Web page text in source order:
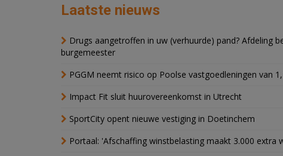
Laatste nieuws
Drugs aangetroffen in uw (verhuurde) pand? Afdeling
burgemeester
PGGM neemt risico op Poolse vastgoedleningen van
Impact Fit sluit huurovereenkomst in Utrecht
SportCity opent nieuwe vestiging in Doetinchem
Portaal: 'Afschaffing winstbelasting maakt 3.000 extra